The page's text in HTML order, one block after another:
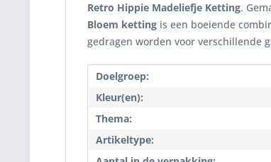
Retro Hippie Madeliefje Ketting.
Bloem ketting is een boeiende
gedragen worden voor verschillende
Doelgroep:
Kleur(en):
Thema:
Artikeltype: